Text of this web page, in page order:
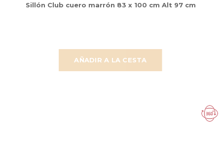
AÑADIR A LA CESTA
Sillón Club cuero marrón 83 x 100 cm Alt 97 cm